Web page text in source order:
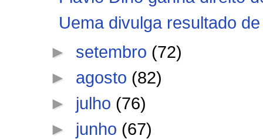
Uema divulga resultado
► setembro (72)
► agosto (82)
► julho (76)
► junho (67)